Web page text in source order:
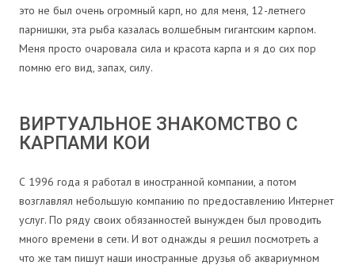
это не был очень огромный карп, но для меня, 12-летнего
парнишки, эта рыба казалась волшебным гигантским карпом.
Меня просто очаровала сила и красота карпа и я до сих пор
помню его вид, запах, силу.
ВИРТУАЛЬНОЕ ЗНАКОМСТВО С
КАРПАМИ КОИ
С 1996 года я работал в иностранной компании, а потом
возглавлял небольшую компанию по предоставлению Интернет
услуг. По ряду своих обязанностей вынужден был проводить
много времени в сети. И вот однажды я решил посмотреть а
что же там пишут наши иностранные друзья об аквариумном